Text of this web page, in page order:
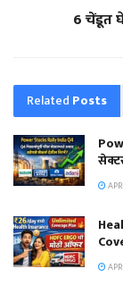
6 चेंडूत
Related Posts